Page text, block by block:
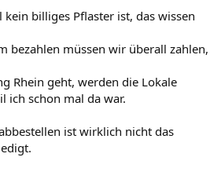
kein billiges Pflaster ist, das wissen
bezahlen müssen wir überall zahlen,
Rhein geht, werden die Lokale
ich schon mal da war.
ist wirklich nicht das